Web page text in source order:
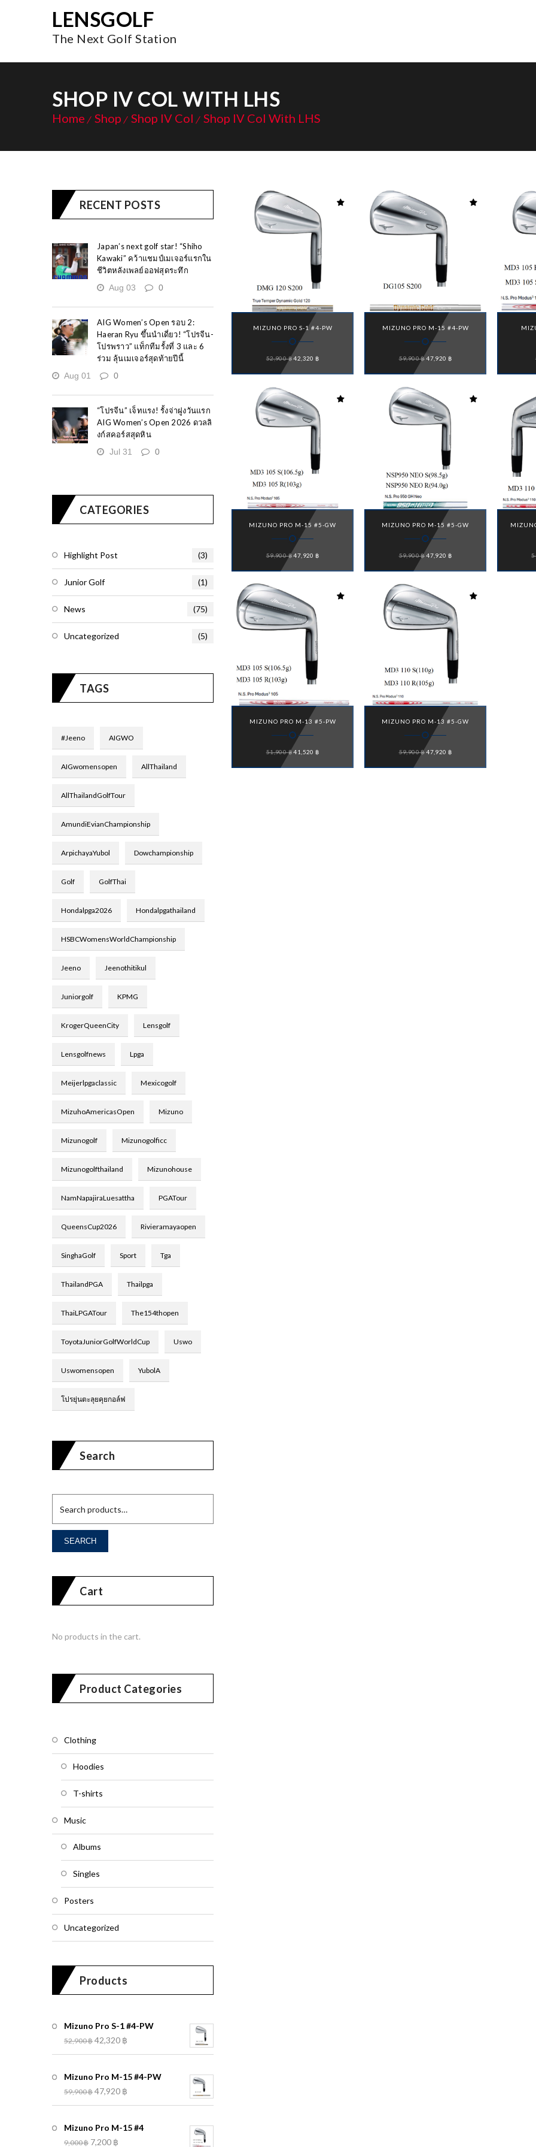
LENSGOLF
The Next Golf Station
SHOP IV COL WITH LHS
Home Shop Shop IV Col Shop IV Col With LHS
MIZUNO PRO S-1 #4-PW
52,900฿Original
price
52,900 ฿.
42,320฿Current
price
42,320 ฿.
MIZUNO PRO M-15 #4-PW
59,900฿Original
price
59,900 ฿.
47,920฿Current
price
47,920 ฿.
MIZUNO PRO M-15 #5-GW
59,900฿Original
price
59,900 ฿.
47,920฿Current
price
47,920 ฿.
MIZUNO PRO M-15 #5-GW
59,900฿Original
price
59,900 ฿.
47,920฿Current
price
47,920 ฿.
MIZUNO PRO M-13 #5-PW
51,900฿Original
price
41,520฿Current
price
MIZUNO PRO M-13 #5-GW
59,900฿Original
price
47,920฿Current
price
RECENT POSTS
Japan’s next golf star! “Shiho
Kawaki” คว้าแชมป์เมเจอร์แรกใน
ชีวิตหลังเพลย์ออฟสุดระทึก
Aug 03
0
AIG Women’s Open รอบ 2:
Haeran Ryu ขึ้นนำเดี่ยว! “โปรจีน-
โปรพราว” แท็กทีมรั้งที่ 3 และ 6
ร่วม ลุ้นเมเจอร์สุดท้ายปีนี้
Aug 01
0
“โปรจีน” เจ็ทแรง! รั้งจ่าฝูงวันแรก
AIG Women’s Open 2026 ดวลลิ
งก์สคอร์สสุดหิน
Jul 31
0
CATEGORIES
Highlight Post (3)
Junior Golf (1)
News (75)
Uncategorized (5)
TAGS
#jeeno AIGWO
AIGwomensopen AllThailand
AllThailandGolfTour
AmundiEvianChampionship
ArpichayaYubol Dowchampionship
Golf GolfThai
Hondalpga2026 Hondalpgathailand
HSBCWomensWorldChampionship
Jeeno Jeenothitikul
Juniorgolf KPMG
KrogerQueenCity Lensgolf
Lensgolfnews Lpga
Meijerlpgaclassic Mexicogolf
MizuhoAmericasOpen Mizuno
Mizunogolf Mizunogolficc
Mizunogolfthailand Mizunohouse
NamNapajiraLuesattha PGATour
QueensCup2026 Rivieramayaopen
SinghaGolf Sport Tga
ThailandPGA Thailpga
ThaiLPGATour The154thopen
ToyotaJuniorGolfWorldCup Uswo
Uswomensopen YubolA
โปรยุ่นตะลุยคุยกอล์ฟ
Search
SEARCH
Cart
No products in the cart.
Product Categories
Clothing
Hoodies
T-shirts
Music
Albums
Singles
Posters
Uncategorized
Products
Mizuno Pro S-1 #4-PW
52,900฿ 42,320 ฿
Mizuno Pro M-15 #4-PW
59,900฿ 47,920 ฿
Mizuno Pro M-15 #4
9,000฿ 7,200 ฿